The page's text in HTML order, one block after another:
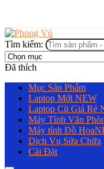
Tìm kiếm:
Đã thích
Mục Sản Phẩm
Laptop Mới NEW
Laptop Cũ Giá Rẻ
Máy Tính Văn
Máy tính Đồ Họa
Dịch Vụ Sửa Chữa
Cài Đặt